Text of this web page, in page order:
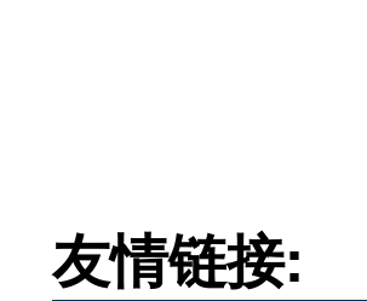
友情链接: